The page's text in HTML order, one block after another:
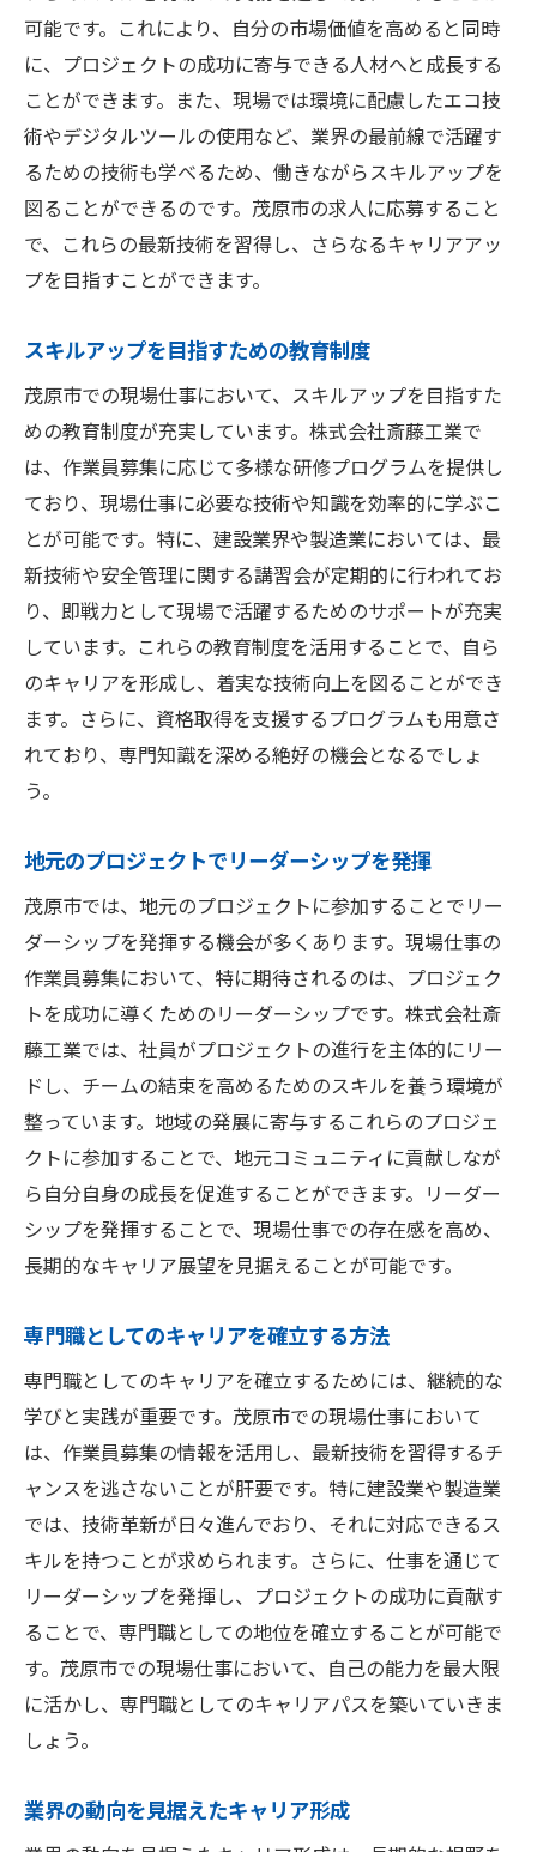
可能です。これにより、自分の市場価値を高めると同時
に、プロジェクトの成功に寄与できる人材へと成長する
ことができます。また、現場では環境に配慮したエコ技
術やデジタルツールの使用など、業界の最前線で活躍す
るための技術も学べるため、働きながらスキルアップを
図ることができるのです。茂原市の求人に応募すること
で、これらの最新技術を習得し、さらなるキャリアアッ
プを目指すことができます。
スキルアップを目指すための教育制度
茂原市での現場仕事において、スキルアップを目指すた
めの教育制度が充実しています。株式会社斎藤工業で
は、作業員募集に応じて多様な研修プログラムを提供し
ており、現場仕事に必要な技術や知識を効率的に学ぶこ
とが可能です。特に、建設業界や製造業においては、最
新技術や安全管理に関する講習会が定期的に行われてお
り、即戦力として現場で活躍するためのサポートが充実
しています。これらの教育制度を活用することで、自ら
のキャリアを形成し、着実な技術向上を図ることができ
ます。さらに、資格取得を支援するプログラムも用意さ
れており、専門知識を深める絶好の機会となるでしょ
う。
地元のプロジェクトでリーダーシップを発揮
茂原市では、地元のプロジェクトに参加することでリー
ダーシップを発揮する機会が多くあります。現場仕事の
作業員募集において、特に期待されるのは、プロジェク
トを成功に導くためのリーダーシップです。株式会社斎
藤工業では、社員がプロジェクトの進行を主体的にリー
ドし、チームの結束を高めるためのスキルを養う環境が
整っています。地域の発展に寄与するこれらのプロジェ
クトに参加することで、地元コミュニティに貢献しなが
ら自分自身の成長を促進することができます。リーダー
シップを発揮することで、現場仕事での存在感を高め、
長期的なキャリア展望を見据えることが可能です。
専門職としてのキャリアを確立する方法
専門職としてのキャリアを確立するためには、継続的な
学びと実践が重要です。茂原市での現場仕事において
は、作業員募集の情報を活用し、最新技術を習得するチ
ャンスを逃さないことが肝要です。特に建設業や製造業
では、技術革新が日々進んでおり、それに対応できるス
キルを持つことが求められます。さらに、仕事を通じて
リーダーシップを発揮し、プロジェクトの成功に貢献す
ることで、専門職としての地位を確立することが可能で
す。茂原市での現場仕事において、自己の能力を最大限
に活かし、専門職としてのキャリアパスを築いていきま
しょう。
業界の動向を見据えたキャリア形成